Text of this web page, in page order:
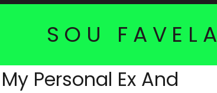
SOU FAVELA
Personal Ex And